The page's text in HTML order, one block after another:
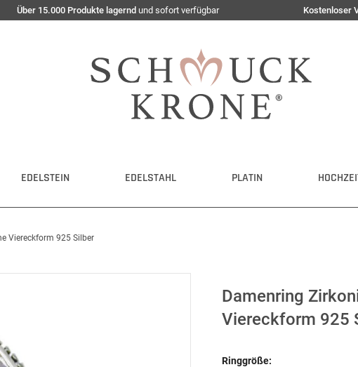
Über 15.000 Produkte lagernd und sofort verfügbar Kostenloser
EDELSTEIN EDELSTAHL PLATIN
Viereckform 925 Silber
Damenring
Viereckform 925
Ringgröße: